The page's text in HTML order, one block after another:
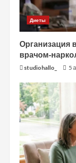
Диеты
Организация
врачом-
studiohallo_ 5